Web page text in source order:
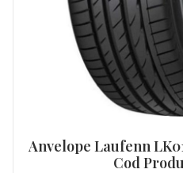
Anvelope Laufenn
Cod